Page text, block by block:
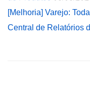
[Melhoria] Varejo:
Central de Relatórios